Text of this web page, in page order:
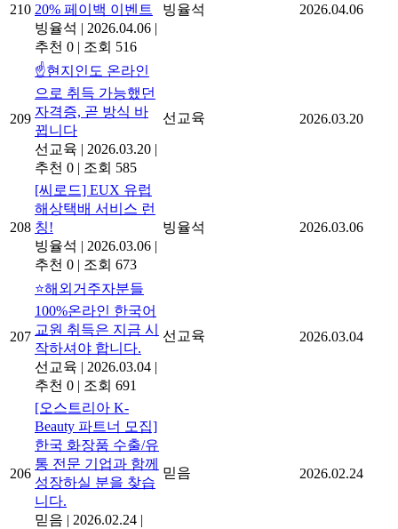
210 20% 페이백 이벤트
빙율석 | 2026.04.06 |
추천 0 | 조회 516
빙율석 2026.04.06
209
☝️현지인도 온라인
으로 취득 가능했던
자격증, 곧 방식 바
뀝니다
선교육 | 2026.03.20 |
추천 0 | 조회 585
선교육 2026.03.20
208
[씨로드] EUX 유럽
해상택배 서비스 런
칭!
빙율석 | 2026.03.06 |
추천 0 | 조회 673
빙율석 2026.03.06
207
⭐해외거주자분들
100%온라인 한국어
교원 취득은 지금 시
작하셔야 합니다.
선교육 | 2026.03.04 |
추천 0 | 조회 691
선교육 2026.03.04
206
[오스트리아 K-
Beauty 파트너 모집]
한국 화장품 수출/유
통 전문 기업과 함께
성장하실 분을 찾습
니다.
믿음 | 2026.02.24 |
믿음 2026.02.24